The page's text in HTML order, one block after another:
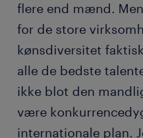
flere end mænd.
for de store
kønsdiversitet
alle de bedste
ikke blot den
være
internationale plan.